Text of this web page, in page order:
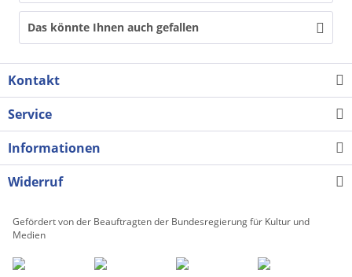
Das könnte Ihnen auch gefallen
Kontakt
Service
Informationen
Widerruf
Gefördert von der Beauftragten der Bundesregierung für Kultur und
Medien